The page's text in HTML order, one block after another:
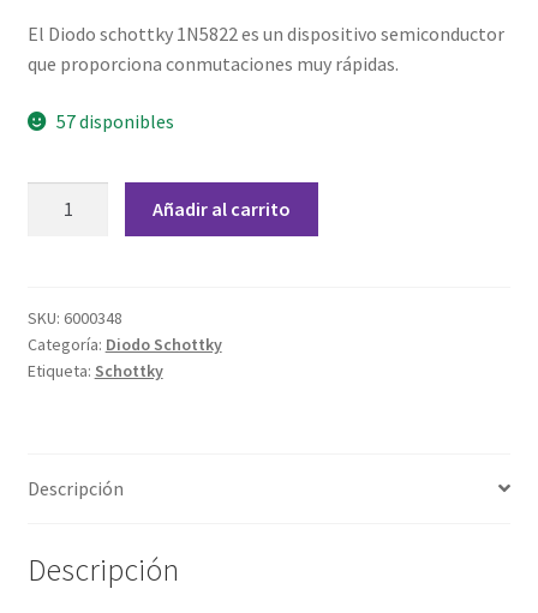
Finalizar compra
Grabado Láser sobre Metal
Home
Home Free WooCommerce #3
My account
El Diodo schottky 1N5822 es un dispositivo semiconductor
que proporciona conmutaciones muy rápidas.
57 disponibles
Añadir al carrito
SKU: 6000348
Categoría: Diodo Schottky
Etiqueta: Schottky
Descripción
Descripción